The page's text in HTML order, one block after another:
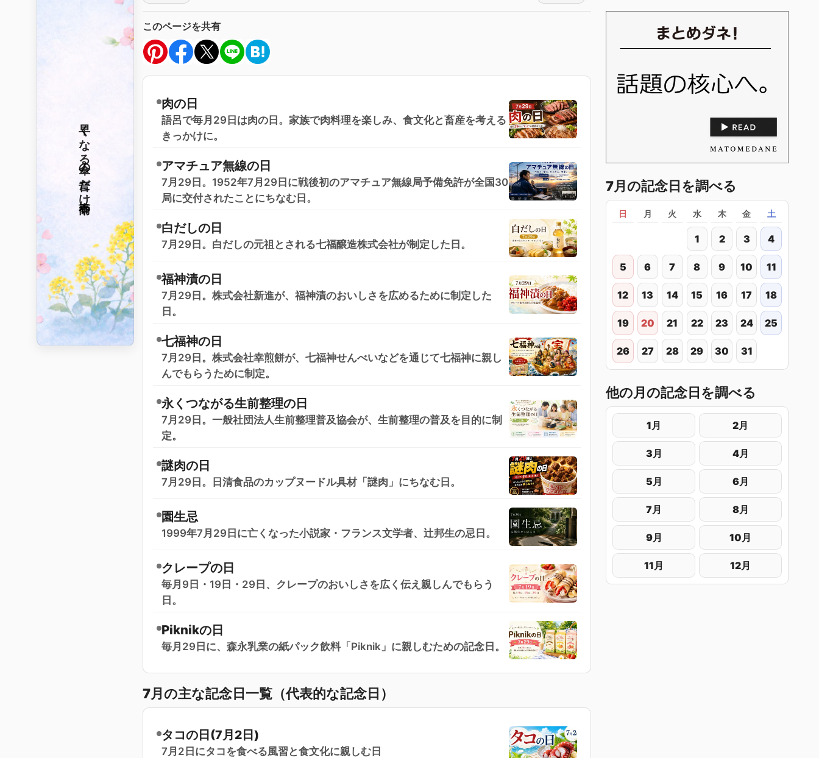
このページを共有
肉の日
語呂で毎月29日は肉の日。家族で肉料理を楽しみ、食文化と畜産を考える
きっかけに。
アマチュア無線の日
7月29日。1952年7月29日に戦後初のアマチュア無線局予備免許が全国30
局に交付されたことにちなむ日。
白だしの日
7月29日。白だしの元祖とされる七福醸造株式会社が制定した日。
福神漬の日
7月29日。株式会社新進が、福神漬のおいしさを広めるために制定した
日。
七福神の日
7月29日。株式会社幸煎餅が、七福神せんべいなどを通じて七福神に親し
んでもらうために制定。
永くつながる生前整理の日
7月29日。一般社団法人生前整理普及協会が、生前整理の普及を目的に制
定。
謎肉の日
7月29日。日清食品のカップヌードル具材「謎肉」にちなむ日。
園生忌
1999年7月29日に亡くなった小説家・フランス文学者、辻邦生の忌日。
クレープの日
毎月9日・19日・29日、クレープのおいしさを広く伝え親しんでもらう
日。
Piknikの日
毎月29日に、森永乳業の紙パック飲料「Piknik」に親しむための記念日。
7月の主な記念日一覧（代表的な記念日）
タコの日(7月2日)
7月2日にタコを食べる風習と食文化に親しむ日
7月の記念日を調べる
日 月 火 水 木 金 土
1 2 3 4
5 6 7 8 9 10 11
12 13 14 15 16 17 18
19 20 21 22 23 24 25
26 27 28 29 30 31
他の月の記念日を調べる
1月 2月
3月 4月
5月 6月
7月 8月
9月 10月
11月 12月
春雨や
傘の音だけ
早くなる